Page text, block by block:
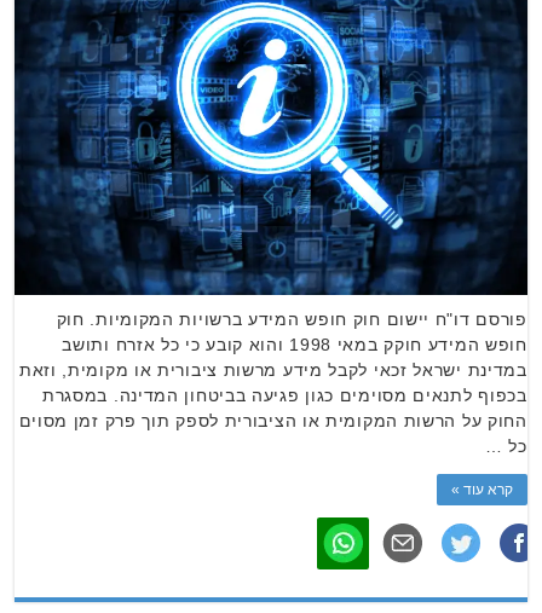
פורסם דו"ח יישום חוק חופש המידע ברשויות המקומיות. חוק
חופש המידע חוקק במאי 1998 והוא קובע כי כל אזרח ותושב
במדינת ישראל זכאי לקבל מידע מרשות ציבורית או מקומית, וזאת
בכפוף לתנאים מסוימים כגון פגיעה בביטחון המדינה. במסגרת
החוק על הרשות המקומית או הציבורית לספק תוך פרק זמן מסוים
כל …
קרא עוד »